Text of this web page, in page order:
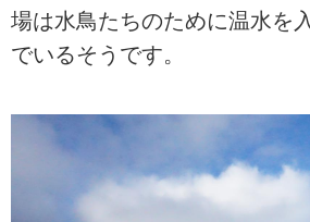
場は水鳥たちのために温水を
でいるそうです。